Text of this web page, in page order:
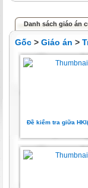
Danh sách giáo án
Gốc > Giáo án >
Đề kiểm tra giữa